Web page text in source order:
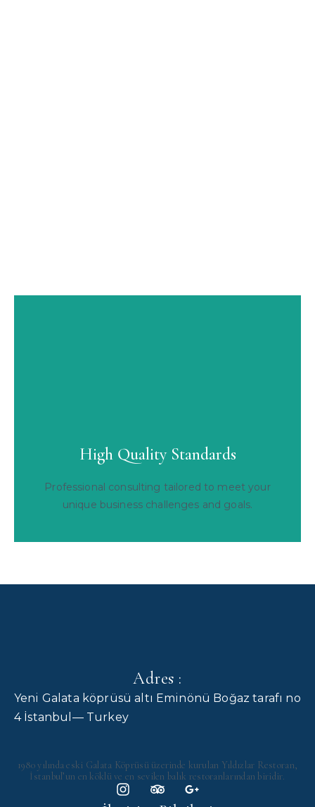
High Quality Standards
Professional consulting tailored to meet your
unique business challenges and goals.
Adres :
Yeni Galata köprüsü altı Eminönü Boğaz tarafı no
4 İstanbul— Turkey
1980 yılında eski Galata Köprüsü üzerinde kurulan Yıldızlar Restoran,
İstanbul’un en köklü ve en sevilen balık restoranlarından biridir.